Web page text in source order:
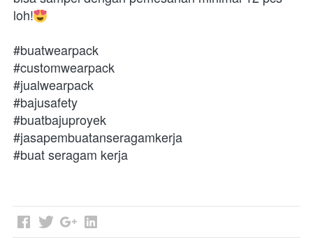
loh!
#buatwearpack
#customwearpack
#jualwearpack
#bajusafety
#buatbajuproyek
#jasapembuatanseragamkerja
#buat seragam kerja